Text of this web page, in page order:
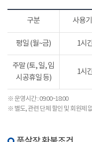
구분 사용
평일 (월~금) 1시
주말 (토, 일, 임
시공휴일 등)
1시
※ 운영시간 : 09:00~18:00
※ 별도, 관련 단체 할인 및 회원제